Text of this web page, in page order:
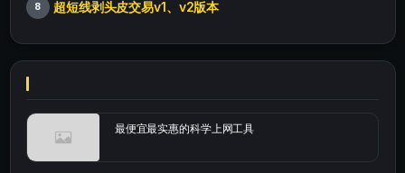
8 超短线剥头皮交易v1、v2版本
最便宜最实惠的科学上网工具